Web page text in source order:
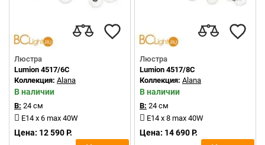
Люстра
Lumion 4517/6C
Коллекция: Alana
В наличии
В: 24 см
E14 x 6 max 40W
Цена: 12 590 Р.
Люстра
Lumion 4517/8C
Коллекция: Alana
В наличии
В: 24 см
E14 x 8 max 40W
Цена: 14 690 Р.